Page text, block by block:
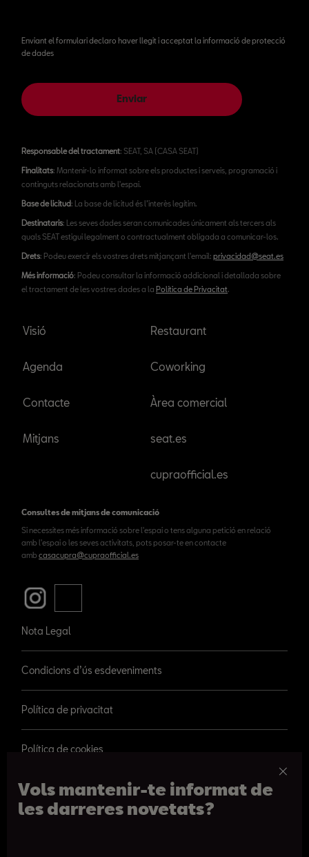
Vols mantenir-te informat de
les darreres novetats?
Enviant el formulari declaro haver llegit i acceptat la informació de protecció
de dades
Enviar
Responsable del tractament: SEAT, SA (CASA SEAT)
Finalitats: Mantenir-lo informat sobre els productes i serveis, programació i
continguts relacionats amb l'espai.
Base de licitud: La base de licitud és l’interès legítim.
Destinataris: Les seves dades seran comunicades únicament als tercers als
quals SEAT estigui legalment o contractualment obligada a comunicar-los.
Drets: Podeu exercir els vostres drets mitjançant l'email: privacidad@seat.es
Més informació: Podeu consultar la informació addicional i detallada sobre
el tractament de les vostres dades a la Política de Privacitat.
Visió
Agenda
Contacte
Mitjans
Restaurant
Coworking
Àrea comercial
seat.es
cupraofficial.es
Consultes de mitjans de comunicació
Si necessites més informació sobre l'espai o tens alguna petició en relació
amb l'espai o les seves activitats, pots posar-te en contacte
amb casacupra@cupraofficial.es
Nota Legal
Condicions d’ús esdeveniments
Política de privacitat
Política de cookies